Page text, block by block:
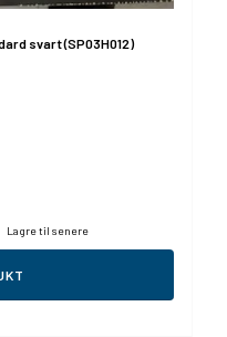
svart (SP03H012)
Lagre til senere